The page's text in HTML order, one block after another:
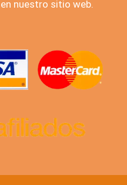
nuestro sitio web.